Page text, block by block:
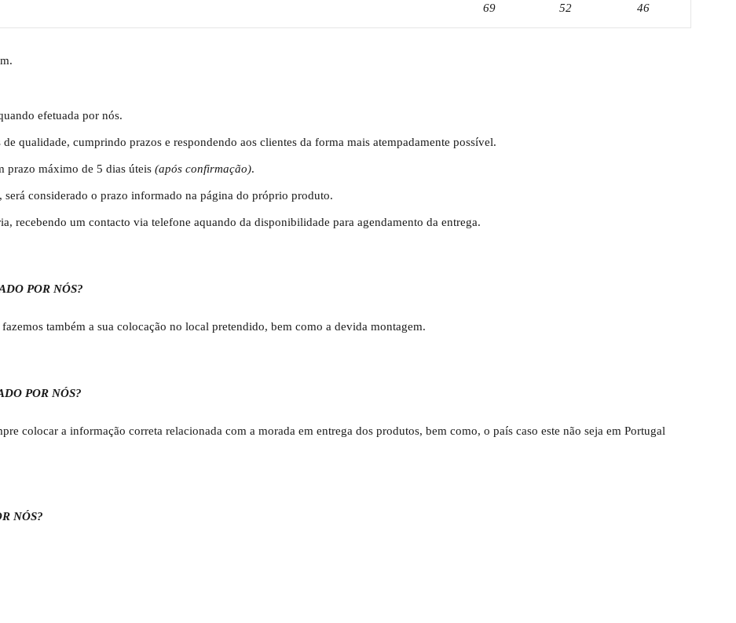
69 52 46
efetuada por nós.
qualidade, cumprindo prazos e respondendo aos clientes da forma mais atempadamente possível.
prazo máximo de 5 dias úteis (após confirmação).
considerado o prazo informado na página do próprio produto.
recebendo um contacto via telefone aquando da disponibilidade para agendamento da entrega.
POR NÓS?
também a sua colocação no local pretendido, bem como a devida montagem.
POR NÓS?
colocar a informação correta relacionada com a morada em entrega dos produtos, bem como, o país caso este não seja em Portugal
NÓS?